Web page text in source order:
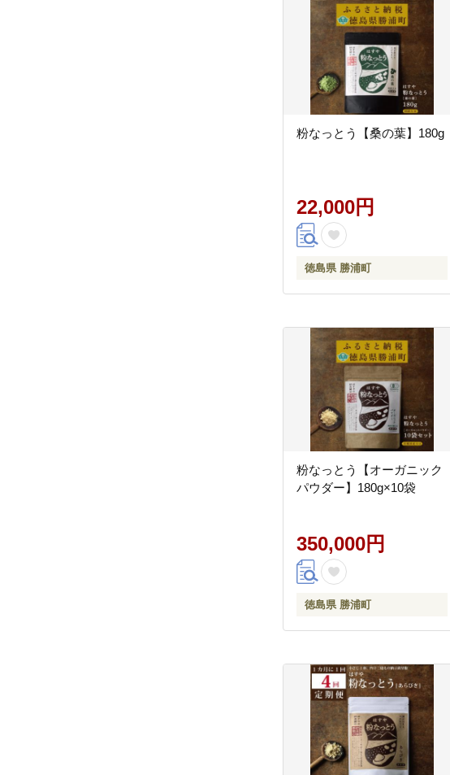
粉なっとう【桑の葉】180g
22,000円
徳島県 勝浦町
粉なっとう【オーガニック
パウダー】180g×10袋
350,000円
徳島県 勝浦町